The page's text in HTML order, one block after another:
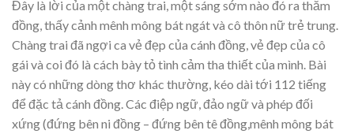
Đây là lời của một chàng trai, một sáng sớm nào đó ra thăm
đồng, thấy cảnh mênh mông bát ngát và cô thôn nữ trẻ trung.
Chàng trai đã ngợi ca vẻ đẹp của cánh đồng, vẻ đẹp của cô
gái và coi đó là cách bày tỏ tình cảm tha thiết của mình. Bài
này có những dòng thơ khác thường, kéo dài tới 112 tiếng
để đặc tả cánh đồng. Các điệp ngữ, đảo ngữ và phép đối
xứng (đứng bên ni đồng – đứng bên tê đồng,mênh mông bát